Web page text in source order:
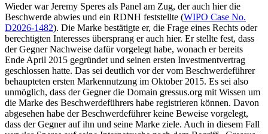
Wieder war Jeremy Speres als Panel am Zug, der auch hier die
Beschwerde abwies und ein RDNH feststellte (WIPO Case No.
D2026-1482). Die Marke bestätigte er, die Frage eines Rechts oder
berechtigten Interesses übersprang er auch hier. Er stellte fest, dass
der Gegner Nachweise dafür vorgelegt habe, wonach er bereits
Ende April 2015 gegründet und seinen ersten Investmentvertrag
geschlossen hatte. Das sei deutlich vor der vom Beschwerdeführer
behaupteten ersten Markennutzung im Oktober 2015. Es sei also
unmöglich, dass der Gegner die Domain gressus.org mit Wissen um
die Marke des Beschwerdeführers habe registrieren können. Davon
abgesehen habe der Beschwerdeführer keine Beweise vorgelegt,
dass der Gegner auf ihn und seine Marke ziele. Auch in diesem Fall